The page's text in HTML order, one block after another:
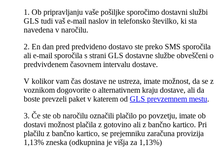
1. Ob pripravljanju vaše pošiljke sporočimo dostavni službi
GLS tudi vaš e-mail naslov in telefonsko številko, ki sta
navedena v naročilu.
2. En dan pred predvideno dostavo ste preko SMS sporočila
ali e-mail sporočila s strani GLS dostavne službe obveščeni o
predvivdenem časovnem intervalu dostave.
V kolikor vam čas dostave ne ustreza, imate možnost, da se z
voznikom dogovorite o alternativnem kraju dostave, ali da
boste prevzeli paket v katerem od GLS prevzemnem mestu.
3. Če ste ob naročilu označili plačilo po povzetju, imate ob
dostavi možnost plačila z gotovino ali z bančno kartico. Pri
plačilu z bančno kartico, se prejemniku zaračuna provizija
1,13% zneska (odkupnina je višja za 1,13%)